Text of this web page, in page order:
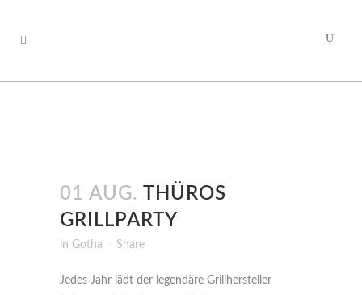
01 AUG. THÜROS
GRILLPARTY
in Gotha Share
Jedes Jahr lädt der legendäre Grillhersteller